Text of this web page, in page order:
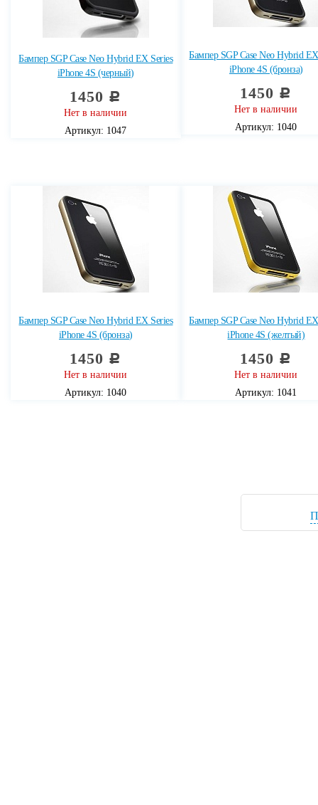
Бампер SGP Case Neo Hybrid EX Series
iPhone 4S (черный)
1450 c
Нет в наличии
Артикул: 1047
Бампер SGP Case Neo Hybrid
iPhone 4S (бронза)
1450 c
Нет в наличии
Артикул: 1040
Бампер SGP Case Neo Hybrid EX Series
iPhone 4S (бронза)
1450 c
Нет в наличии
Артикул: 1040
Бампер SGP Case Neo Hybrid
iPhone 4S (желтый)
1450 c
Нет в наличии
Артикул: 1041